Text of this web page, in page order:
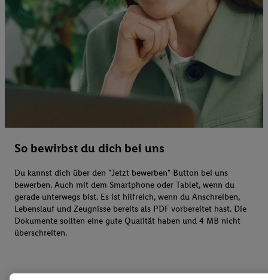
So bewirbst du dich bei uns
Du kannst dich über den "Jetzt bewerben"-Button bei uns
bewerben. Auch mit dem Smartphone oder Tablet, wenn du
gerade unterwegs bist. Es ist hilfreich, wenn du Anschreiben,
Lebenslauf und Zeugnisse bereits als PDF vorbereitet hast. Die
Dokumente sollten eine gute Qualität haben und 4 MB nicht
überschreiten.